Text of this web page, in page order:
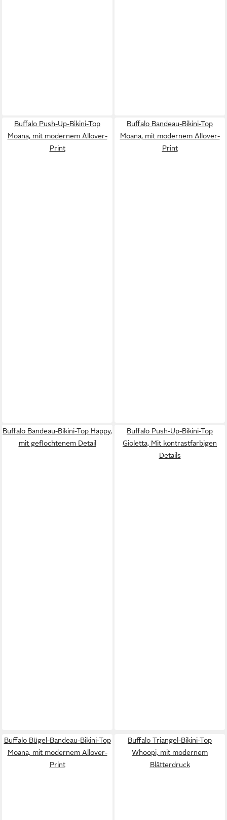
Buffalo Push-Up-Bikini-Top
Moana, mit modernem Allover-
Print
Buffalo Bandeau-Bikini-Top
Moana, mit modernem Allover-
Print
Buffalo Bandeau-Bikini-Top Happy,
mit geflochtenem Detail
Buffalo Push-Up-Bikini-Top
Gioletta, Mit kontrastfarbigen
Details
Buffalo Bügel-Bandeau-Bikini-Top
Moana, mit modernem Allover-
Print
Buffalo Triangel-Bikini-Top
Whoopi, mit modernem
Blätterdruck